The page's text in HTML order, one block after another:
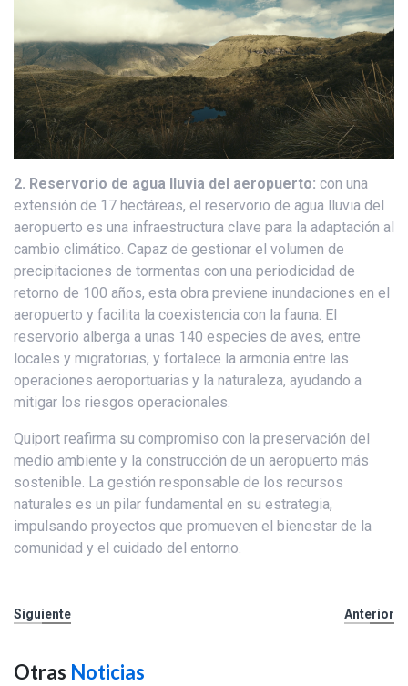
2. Reservorio de agua lluvia del aeropuerto: con una
extensión de 17 hectáreas, el reservorio de agua lluvia del
aeropuerto es una infraestructura clave para la adaptación al
cambio climático. Capaz de gestionar el volumen de
precipitaciones de tormentas con una periodicidad de
retorno de 100 años, esta obra previene inundaciones en el
aeropuerto y facilita la coexistencia con la fauna. El
reservorio alberga a unas 140 especies de aves, entre
locales y migratorias, y fortalece la armonía entre las
operaciones aeroportuarias y la naturaleza, ayudando a
mitigar los riesgos operacionales.
Quiport reafirma su compromiso con la preservación del
medio ambiente y la construcción de un aeropuerto más
sostenible. La gestión responsable de los recursos
naturales es un pilar fundamental en su estrategia,
impulsando proyectos que promueven el bienestar de la
comunidad y el cuidado del entorno.
Siguiente Anterior
Otras Noticias